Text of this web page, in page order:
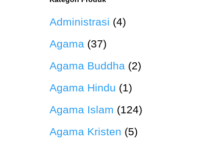
Administrasi (4)
Agama (37)
Agama Buddha (2)
Agama Hindu (1)
Agama Islam (124)
Agama Kristen (5)